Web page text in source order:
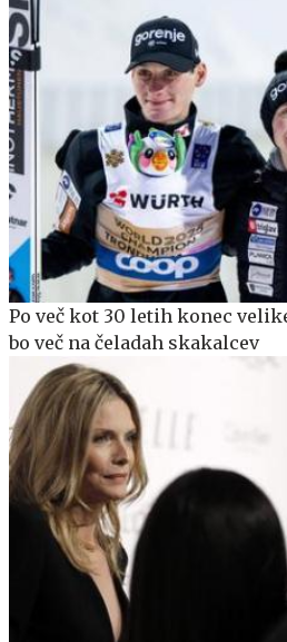
Po več kot 30 letih konec
bo več na čeladah skakalcev